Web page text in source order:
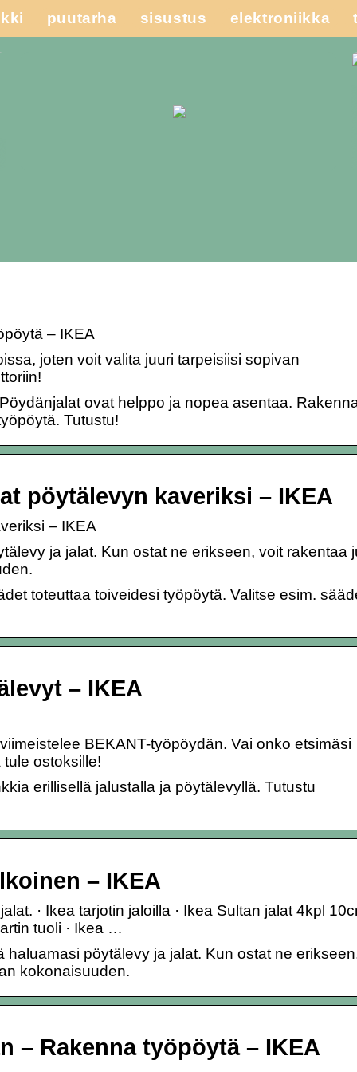
puutarha sisustus elektroniikka
– IKEA
joten voit valita juuri tarpeisiisi sopivan
ovat helppo ja nopea asentaa.
Tutustu!
pöytälevyn kaveriksi – IKEA
– IKEA
ja jalat. Kun ostat ne erikseen, voit rakentaa
toteuttaa toiveidesi työpöytä. Valitse esim.
– IKEA
BEKANT-työpöydän. Vai onko etsimäsi
ostoksille!
erillisellä jalustalla ja pöytälevyllä. Tutustu
– IKEA
· Ikea tarjotin jaloilla · Ikea Sultan jalat 4kpl
tuoli · Ikea …
pöytälevy ja jalat. Kun ostat ne
kokonaisuuden.
– Rakenna työpöytä – IKEA